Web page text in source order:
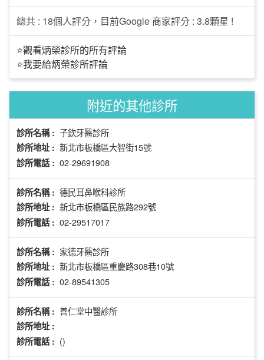
總共 : 18個人評分，目前Google 商家評分 : 3.8顆星 !
⭐觀看炳榮診所的所有評論
⭐我要給炳榮診所評論
附近的其他診所
診所名稱 : 子欽牙醫診所
診所地址 : 新北市板橋區大智街15號
診所電話 : 02-29691908
診所名稱 : 德民耳鼻喉科診所
診所地址 : 新北市板橋區民族路292號
診所電話 : 02-29517017
診所名稱 : 家德牙醫診所
診所地址 : 新北市板橋區重慶路308巷10號
診所電話 : 02-89541305
診所名稱 : 善仁堂中醫診所
診所地址 :
診所電話 : ()